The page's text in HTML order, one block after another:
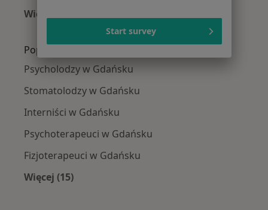
Więcej (15)
Więcej w kategorii: Usługi w Gdańsku
Popularne specjalizacje
Psycholodzy w Gdańsku
Stomatolodzy w Gdańsku
Interniści w Gdańsku
Psychoterapeuci w Gdańsku
Fizjoterapeuci w Gdańsku
Więcej (15)
Start survey